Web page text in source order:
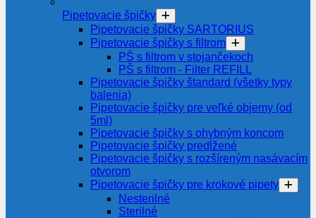
Pipetovacie špičky
Pipetovacie špičky SARTORIUS
Pipetovacie špičky s filtrom
PŠ s filtrom v stojančekoch
PŠ s filtrom - Filter REFILL
Pipetovacie špičky štandard (všetky typy
balenia)
Pipetovacie špičky pre veľké objemy (od
5ml)
Pipetovacie špičky s ohybným koncom
Pipetovacie špičky predĺžené
Pipetovacie špičky s rozšíreným nasávacím
otvorom
Pipetovacie špičky pre krokové pipety
Nesterilné
Sterilné